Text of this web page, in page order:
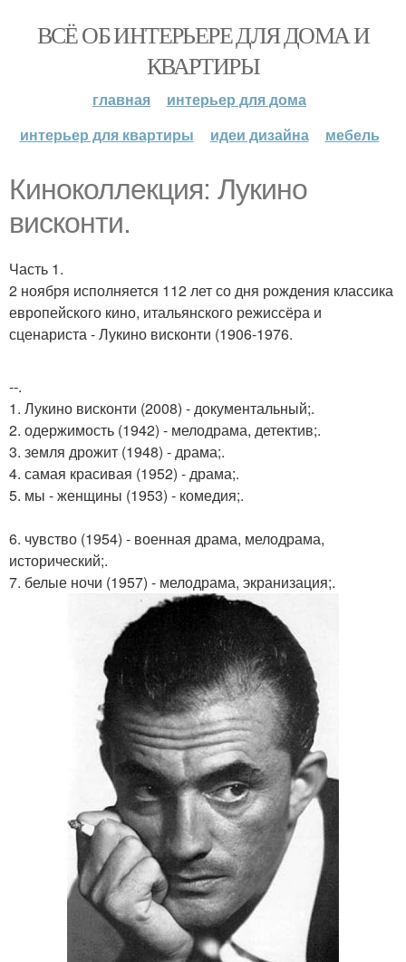
ВСЁ ОБ ИНТЕРЬЕРЕ ДЛЯ ДОМА И
КВАРТИРЫ
главная
интерьер для дома
интерьер для квартиры
идеи дизайна мебель
Киноколлекция: Лукино
висконти.
Часть 1.
2 ноября исполняется 112 лет со дня рождения классика
европейского кино, итальянского режиссёра и
сценариста - Лукино висконти (1906-1976.
--.
1. Лукино висконти (2008) - документальный;.
2. одержимость (1942) - мелодрама, детектив;.
3. земля дрожит (1948) - драма;.
4. самая красивая (1952) - драма;.
5. мы - женщины (1953) - комедия;.
6. чувство (1954) - военная драма, мелодрама,
исторический;.
7. белые ночи (1957) - мелодрама, экранизация;.